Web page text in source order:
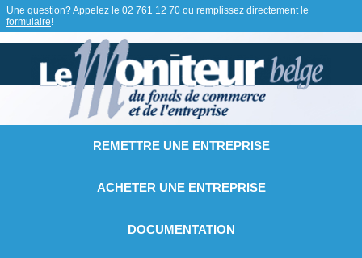
Une question? Appelez le 02 761 12 70 ou remplissez directement le
formulaire!
REMETTRE UNE ENTREPRISE
ACHETER UNE ENTREPRISE
DOCUMENTATION